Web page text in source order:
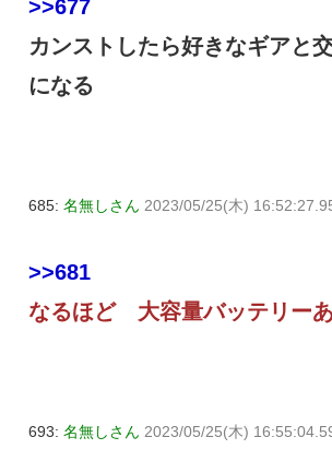
>>677
カンストしたら好きなギアと
になる
685: 名無しさん 2023/05/25(木)
>>681
なるほど 大容量バッテリー
693: 名無しさん 2023/05/25(木)